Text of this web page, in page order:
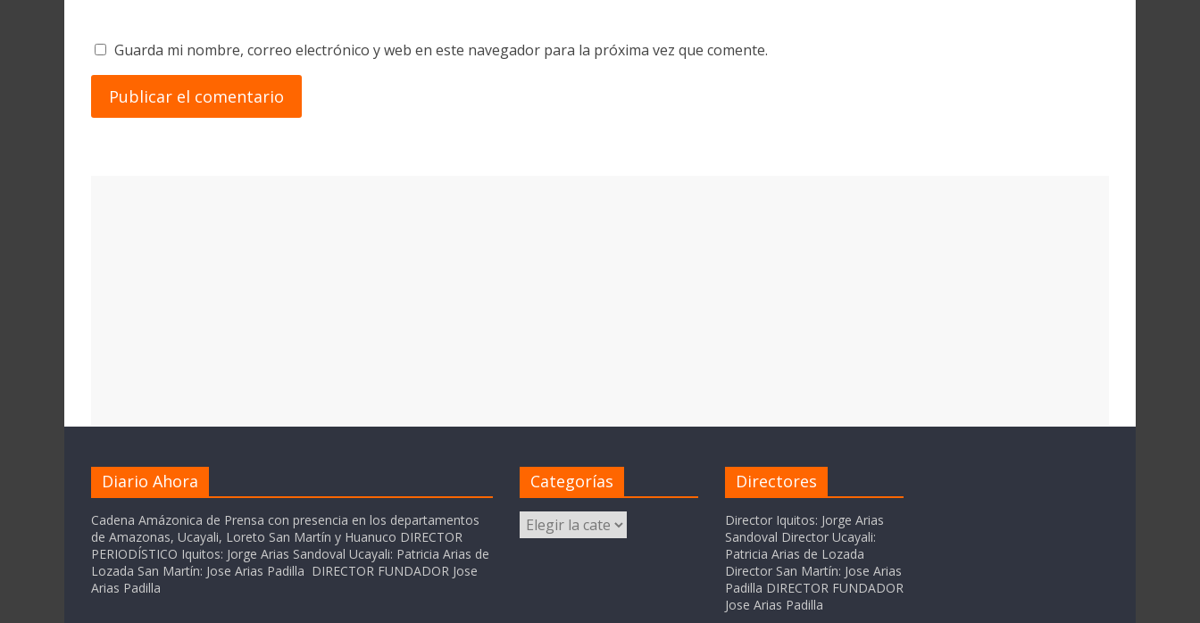
Guarda mi nombre, correo electrónico y web en este navegador para la próxima vez que comente.
Diario Ahora
Cadena Amázonica de Prensa con presencia en los departamentos
de Amazonas, Ucayali, Loreto San Martín y Huanuco DIRECTOR
PERIODÍSTICO Iquitos: Jorge Arias Sandoval Ucayali: Patricia Arias de
Lozada San Martín: Jose Arias Padilla DIRECTOR FUNDADOR Jose
Arias Padilla
Categorías
Categorías
Directores
Director Iquitos: Jorge Arias
Sandoval Director Ucayali:
Patricia Arias de Lozada
Director San Martín: Jose Arias
Padilla DIRECTOR FUNDADOR
Jose Arias Padilla